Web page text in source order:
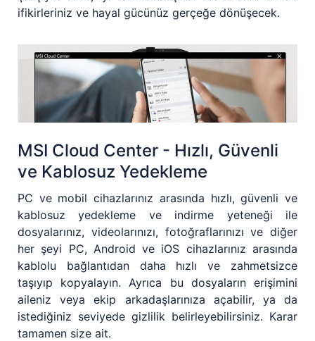
ifikirleriniz ve hayal gücünüz gerçeğe dönüşecek.
MSI Cloud Center - Hızlı, Güvenli
ve Kablosuz Yedekleme
PC ve mobil cihazlarınız arasında hızlı, güvenli ve
kablosuz yedekleme ve indirme yeteneği ile
dosyalarınız, videolarınızı, fotoğraflarınızı ve diğer
her şeyi PC, Android ve iOS cihazlarınız arasında
kablolu bağlantıdan daha hızlı ve zahmetsizce
taşıyıp kopyalayın. Ayrıca bu dosyaların erişimini
aileniz veya ekip arkadaşlarınıza açabilir, ya da
istediğiniz seviyede gizlilik belirleyebilirsiniz. Karar
tamamen size ait.